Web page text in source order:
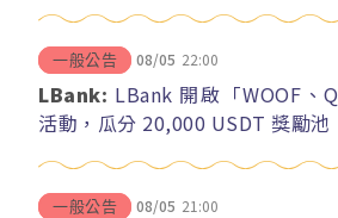
一般公告 08/05 22:00
LBank: LBank 開啟「WOOF、
活動，瓜分 20,000 USDT 獎勵池
一般公告 08/05 21:00